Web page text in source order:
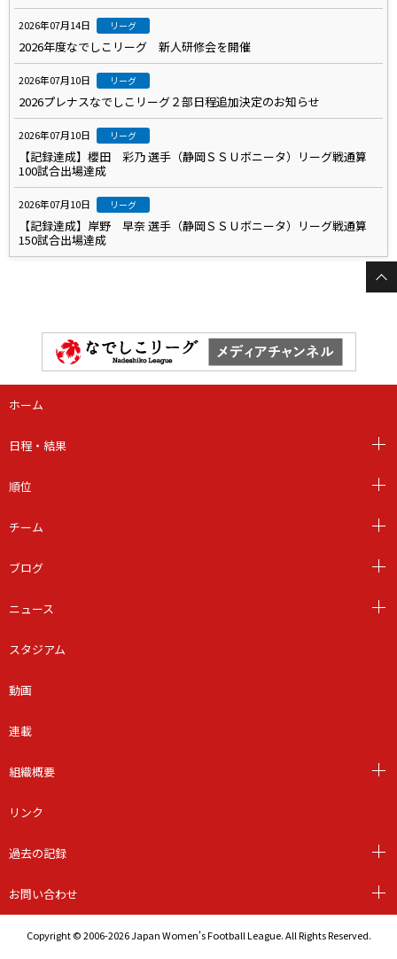
2026年07月14日 リーグ
2026年度なでしこリーグ 新人研修会を開催
2026年07月10日 リーグ
2026プレナスなでしこリーグ２部日程追加決定のお知らせ
2026年07月10日 リーグ
【記録達成】櫻田 彩乃 選手（静岡ＳＳＵボニータ）リーグ戦通算
100試合出場達成
2026年07月10日 リーグ
【記録達成】岸野 早奈 選手（静岡ＳＳＵボニータ）リーグ戦通算
150試合出場達成
ホーム
日程・結果
順位
チーム
ブログ
ニュース
スタジアム
動画
連載
組織概要
リンク
過去の記録
お問い合わせ
Copyright © 2006-2026 Japan Women's Football League. All Rights Reserved.